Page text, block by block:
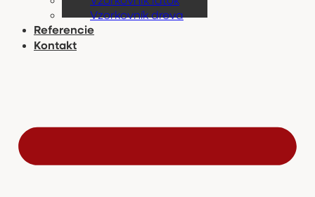
Vzorkovník dreva
Referencie
Kontakt